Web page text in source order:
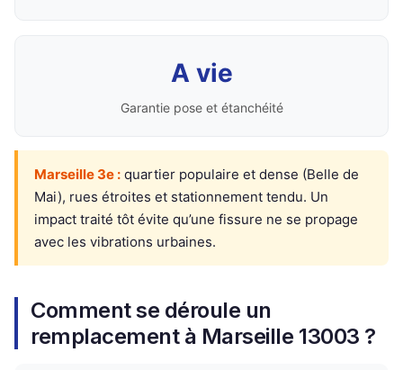
A vie
Garantie pose et étanchéité
Marseille 3e : quartier populaire et dense (Belle de
Mai), rues étroites et stationnement tendu. Un
impact traité tôt évite qu’une fissure ne se propage
avec les vibrations urbaines.
Comment se déroule un
remplacement à Marseille 13003 ?